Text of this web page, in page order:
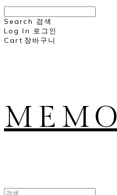
Search 검색
Log In 로그인
Cart 장바구니
MEMO